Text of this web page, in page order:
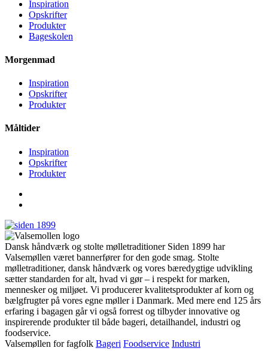
Inspiration
Opskrifter
Produkter
Bageskolen
Morgenmad
Inspiration
Opskrifter
Produkter
Måltider
Inspiration
Opskrifter
Produkter
Dansk håndværk og stolte mølletraditioner Siden 1899 har
Valsemøllen været bannerfører for den gode smag. Stolte
mølletraditioner, dansk håndværk og vores bæredygtige udvikling
sætter standarden for alt, hvad vi gør – i respekt for marken,
mennesker og miljøet. Vi producerer kvalitetsprodukter af korn og
bælgfrugter på vores egne møller i Danmark. Med mere end 125 års
erfaring i bagagen går vi også forrest og tilbyder innovative og
inspirerende produkter til både bageri, detailhandel, industri og
foodservice.
Valsemøllen for fagfolk Bageri Foodservice Industri